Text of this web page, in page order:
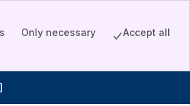
Only necessary Accept all
in